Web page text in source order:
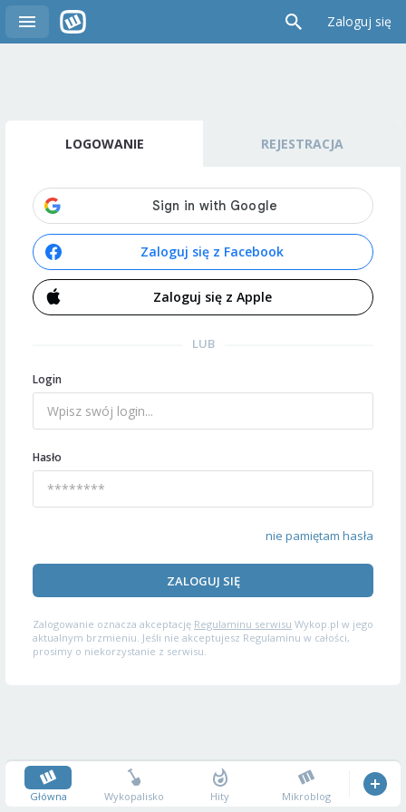
Zaloguj się
LOGOWANIE REJESTRACJA
Zaloguj się z Facebook
Zaloguj się z Apple
LUB
Login
Hasło
nie pamiętam hasła
ZALOGUJ SIĘ
Zalogowanie oznacza akceptację Regulaminu serwisu Wykop.pl w jego
aktualnym brzmieniu. Jeśli nie akceptujesz Regulaminu w całości,
prosimy o niekorzystanie z serwisu.
Główna Wykopalisko Hity Mikroblog